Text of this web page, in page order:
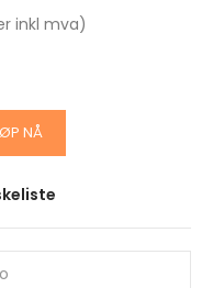
inkl mva)
NÅ